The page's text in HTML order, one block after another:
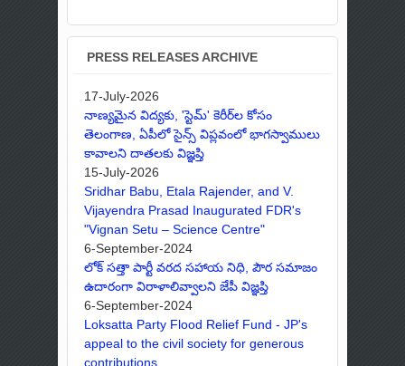
PRESS RELEASES ARCHIVE
17-July-2026
నాణ్యమైన విద్యకు, 'స్టెమ్' కెరీర్‌ల కోసం
తెలంగాణ, ఏపీలో సైన్స్ విప్లవంలో భాగస్వాములు
కావాలని దాతలకు విజ్ఞప్తి
15-July-2026
Sridhar Babu, Etala Rajender, and V.
Vijayendra Prasad Inaugurated FDR's
"Vignan Setu – Science Centre"
6-September-2024
లోక్ సత్తా పార్టీ వరద సహాయ నిధి, పౌర సమాజం
ఉదారంగా విరాళాలివ్వాలని జేపీ విజ్ఞప్తి
6-September-2024
Loksatta Party Flood Relief Fund - JP's
appeal to the civil society for generous
contributions